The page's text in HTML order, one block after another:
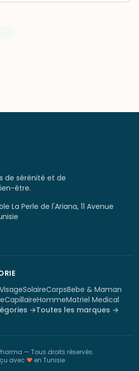
de sérénité et de
être.
La Perle de l'Ariana, 11 Avenue
VisageSolaireCorpsBebe & Maman
CapillaireHommeMatriel Medical
→Toutes les marques →
— Tous droits réservés.
avec ♥en Tunisie